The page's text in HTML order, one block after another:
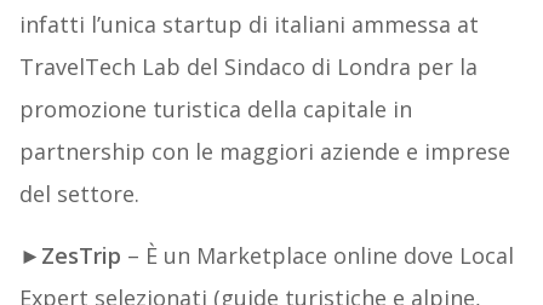
infatti l’unica startup di italiani ammessa at
TravelTech Lab del Sindaco di Londra per la
promozione turistica della capitale in
partnership con le maggiori aziende e imprese
del settore.
► ZesTrip – È un Marketplace online dove Local
Expert selezionati (guide turistiche e alpine,